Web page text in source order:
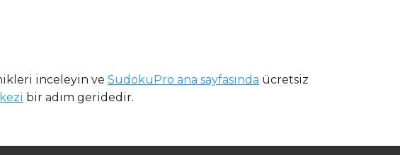
inceleyin ve SudokuPro ana sayfasında ücretsiz
bir adım geridedir.